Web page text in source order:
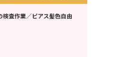
検査作業／ピアス髪色自由